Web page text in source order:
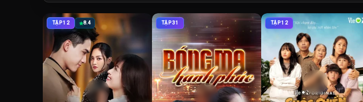
TẬP 12 8.4 TẬP 31 TẬP 12